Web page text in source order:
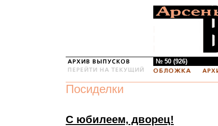
№ 50 (926)
Посиделки
С юбилеем, дворец!